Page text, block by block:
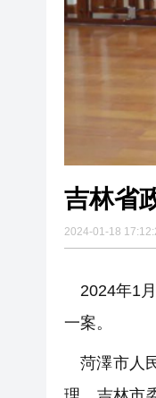
吉林省
2024-01-18
2024年1月
一案。
菏澤市人